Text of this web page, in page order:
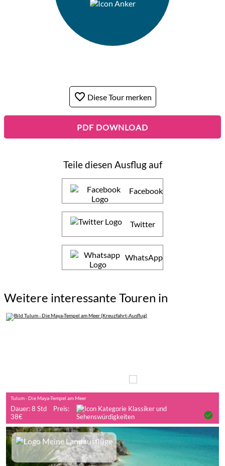
favorite_border Diese Tour merken
PDF DOWNLOAD
Teile diesen Ausflug auf
Facebook
Twitter
WhatsApp
Weitere interessante Touren in
Tulum - Die Maya-Tempel am Meer
Dauer: 8 Std
Preis:
38€
check_circle